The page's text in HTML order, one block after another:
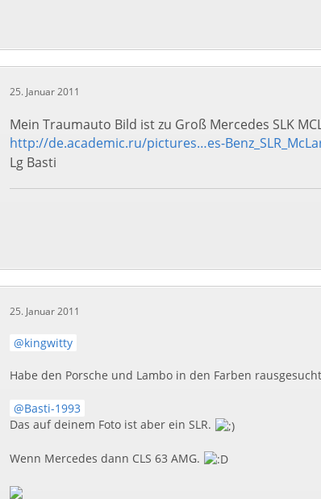
25. Januar 2011
Mein Traumauto Bild ist zu Groß Mercedes SLK
http://de.academic.ru/pictures…es-
Lg Basti
25. Januar 2011
kingwitty
Habe den Porsche und Lambo in den Farben
Basti-1993
Das auf deinem Foto ist aber ein SLR.
Wenn Mercedes dann CLS 63 AMG.